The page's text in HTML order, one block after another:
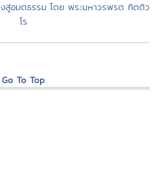
สู่อมตธรรม โดย พระมหาวรพรต กิตติว
โร
Go To Top